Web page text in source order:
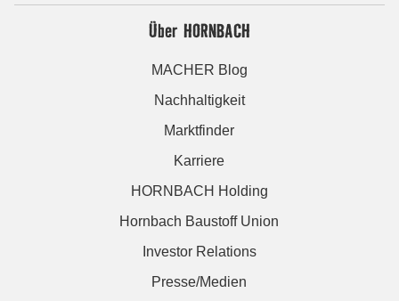
Über HORNBACH
MACHER Blog
Nachhaltigkeit
Marktfinder
Karriere
HORNBACH Holding
Hornbach Baustoff Union
Investor Relations
Presse/Medien